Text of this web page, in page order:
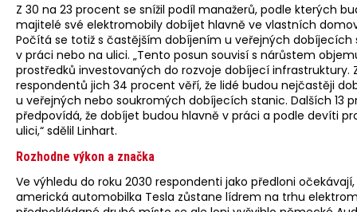
Z 30 na 23 procent se snížil podíl manažerů, podle kterých
majitelé své elektromobily dobíjet hlavně ve vlastních
Počítá se totiž s častějším dobíjením u veřejných dobíjecích
v práci nebo na ulici. „Tento posun souvisí s nárůstem
prostředků investovaných do rozvoje dobíjecí infrastruktury.
respondentů jich 34 procent věří, že lidé budou nejčastěji
u veřejných nebo soukromých dobíjecích stanic. Dalších 13
předpovídá, že dobíjet budou hlavně v práci a podle devíti
ulici,“ sdělil Linhart.
Rozhodne výkon a značka
Ve výhledu do roku 2030 respondenti jako předloni očekávají,
americká automobilka Tesla zůstane lídrem na trhu